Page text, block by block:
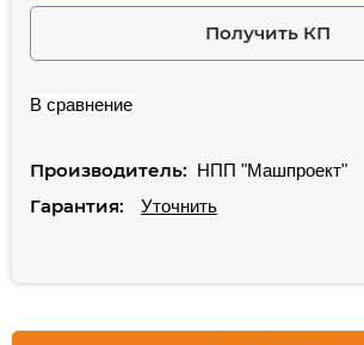
Получить КП
В сравнение
Производитель: НПП "Машпроект"
Гарантия: Уточнить